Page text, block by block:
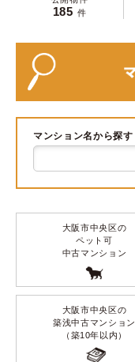
185 件
マンション名から探す
大阪市中央区の
ペット可
中古マンション
大阪市中央区の
築浅中古マンション
（築10年以内）